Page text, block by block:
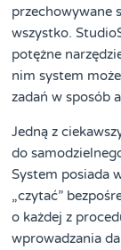
przechowywane
wszystko.
potężne
nim system
zadań w sposób
Jedną z
do
System posiada
„czytać”
o każdej z
wprowadzania